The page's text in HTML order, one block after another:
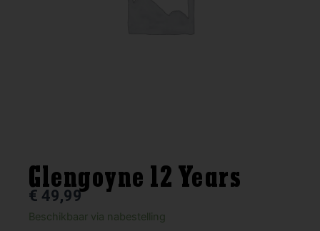
Glengoyne 12 Years
€ 49,99
Beschikbaar via nabestelling
Glengoyne